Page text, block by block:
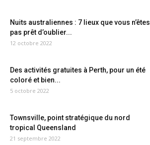
Nuits australiennes : 7 lieux que vous n’êtes
pas prêt d’oublier...
12 octobre 2022
Des activités gratuites à Perth, pour un été
coloré et bien...
5 octobre 2022
Townsville, point stratégique du nord
tropical Queensland
21 septembre 2022